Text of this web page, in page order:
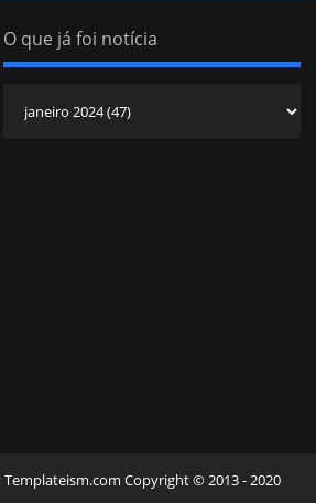
O que já foi notícia
Copyright © 2013 - 2020